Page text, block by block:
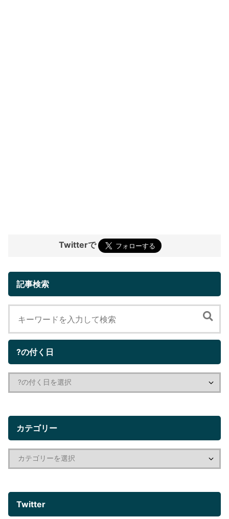
Twitterで
記事検索
?の付く日
カテゴリー
Twitter